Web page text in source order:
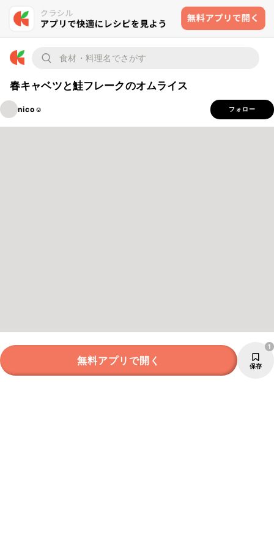
春キャベツと鮭フレークのオムライス
nico☺︎ フォロー
無料アプリで開く 保存
1